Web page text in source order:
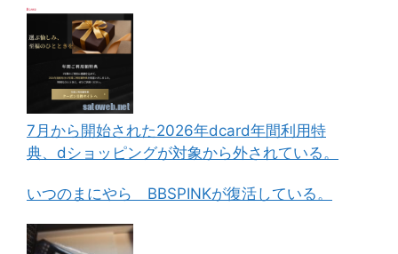
7月から開始された2026年dcard年間利用特
典、dショッピングが対象から外されている。
いつのまにやら BBSPINKが復活している。